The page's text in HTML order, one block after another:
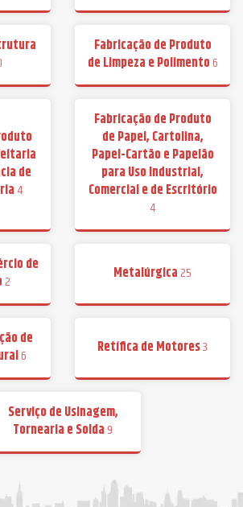
Fabricação de Produto
de Limpeza e Polimento6
de
4
Fabricação de Produto
de Papel, Cartolina,
Papel-Cartão e Papelão
para Uso Industrial,
Comercial e de Escritório
4
de
2 Metalúrgica25
de
6 Retífica de Motores3
Serviço de Usinagem,
Tornearia e Solda9